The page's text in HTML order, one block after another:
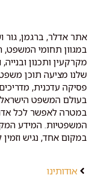
אתר אדלר, ברגמן, גור
במגוון תחומי המשפט,
מקרקעין ותכנון
שלנו מציעה תוכן
פסיקה עדכנית,
בעולם המשפט
במטרה לאפשר לכל אדם
המשפטיות. המידע
במקום אחד, נגיש וזמין
אודותינו